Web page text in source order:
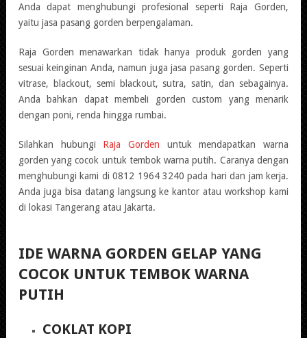
Anda dapat menghubungi profesional seperti Raja Gorden,
yaitu jasa pasang gorden berpengalaman.
Raja Gorden menawarkan tidak hanya produk gorden yang
sesuai keinginan Anda, namun juga jasa pasang gorden. Seperti
vitrase, blackout, semi blackout, sutra, satin, dan sebagainya.
Anda bahkan dapat membeli gorden custom yang menarik
dengan poni, renda hingga rumbai.
Silahkan hubungi Raja Gorden untuk mendapatkan warna
gorden yang cocok untuk tembok warna putih. Caranya dengan
menghubungi kami di 0812 1964 3240 pada hari dan jam kerja.
Anda juga bisa datang langsung ke kantor atau workshop kami
di lokasi Tangerang atau Jakarta.
IDE WARNA GORDEN GELAP YANG
COCOK UNTUK TEMBOK WARNA
PUTIH
COKLAT KOPI